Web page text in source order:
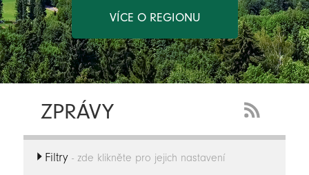
VÍCE O REGIONU
ZPRÁVY
Feed
Filtry- zde klikněte pro jejich nastavení